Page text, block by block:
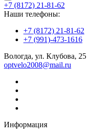
+7 (8172) 21-81-62
Наши телефоны:
+7 (8172) 21-81-62
+7 (991)-473-1616
Вологда, ул. Клубова, 25
optvelo2008@mail.ru
Информация